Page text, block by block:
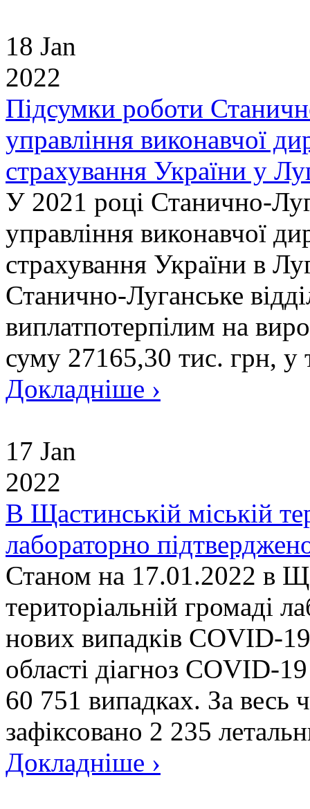
18 Jan
2022
Підсумки роботи
управління виконавчої
страхування України у
У 2021 році Станично-
управління виконавчої
страхування України в
Станично-Луганське
виплатпотерпілим на
суму 27165,30 тис. грн, у
Докладніше ›
17 Jan
2022
В Щастинській міській
лабораторно
Станом на 17.01.2022 в
територіальній громаді
нових випадків COVID-
області діагноз COVID-
60 751 випадках. За весь
зафіксовано 2 235
Докладніше ›